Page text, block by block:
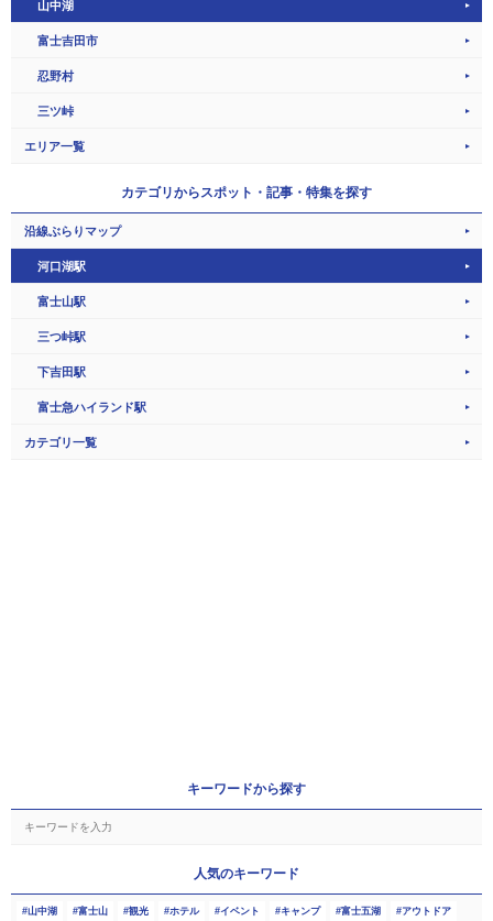
山中湖
富士吉田市
忍野村
三ツ峠
エリア一覧
カテゴリからスポット・記事・特集を探す
沿線ぶらりマップ
河口湖駅
富士山駅
三つ峠駅
下吉田駅
富士急ハイランド駅
カテゴリ一覧
キーワードから探す
人気のキーワード
山中湖 富士山 観光 ホテル イベント キャンプ 富士五湖 アウトドア